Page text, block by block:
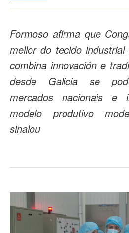
Formoso afirma que
mellor do tecido
combina innovación e
desde Galicia se
mercados nacionais e
modelo produtivo
sinalou